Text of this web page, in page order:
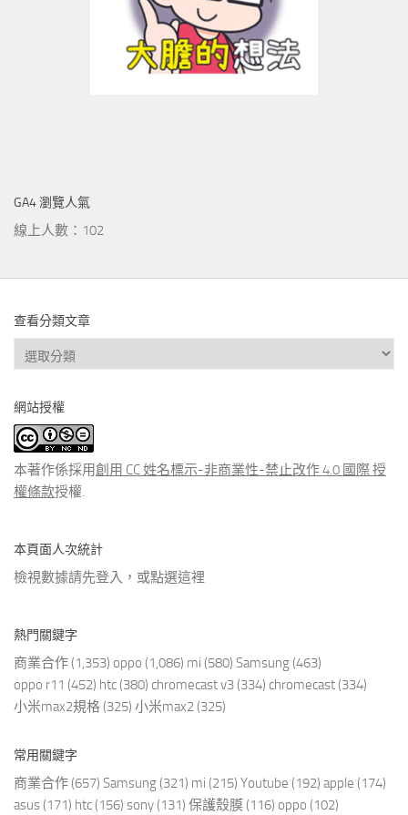
GA4 瀏覽人氣
線上人數：102
查看分類文章
查
看
類
文
章
網站授權
本著作係採用創用 CC 姓名標示-非商業性-禁止改作 4.0 國際 授
權條款授權.
本頁面人次統計
檢視數據請先登入，或點選這裡
熱門關鍵字
商業合作 (1,353) oppo (1,086) mi (580) Samsung (463)
oppo r11 (452) htc (380) chromecast v3 (334) chromecast (334)
小米max2規格 (325) 小米max2 (325)
常用關鍵字
商業合作 (657) Samsung (321) mi (215) Youtube (192) apple (174)
asus (171) htc (156) sony (131) 保護殼膜 (116) oppo (102)